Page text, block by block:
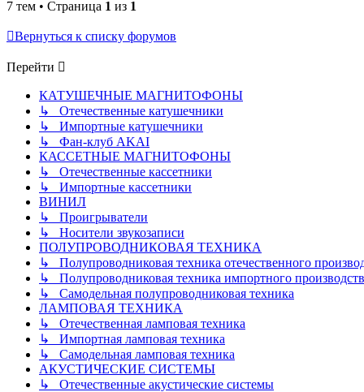
7 тем • Страница 1 из 1
Вернуться к списку форумов
Перейти
КАТУШЕЧНЫЕ МАГНИТОФОНЫ
↳ Отечественные катушечники
↳ Импортные катушечники
↳ Фан-клуб AKAI
КАССЕТНЫЕ МАГНИТОФОНЫ
↳ Отечественные кассетники
↳ Импортные кассетники
ВИНИЛ
↳ Проигрыватели
↳ Носители звукозаписи
ПОЛУПРОВОДНИКОВАЯ ТЕХНИКА
↳ Полупроводниковая техника отечественного
↳ Полупроводниковая техника импортного
↳ Самодельная полупроводниковая техника
ЛАМПОВАЯ ТЕХНИКА
↳ Отечественная ламповая техника
↳ Импортная ламповая техника
↳ Самодельная ламповая техника
АКУСТИЧЕСКИЕ СИСТЕМЫ
↳ Отечественные акустические системы